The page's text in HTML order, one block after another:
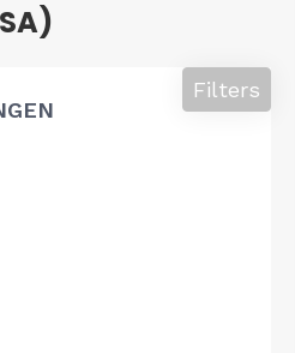
Filters